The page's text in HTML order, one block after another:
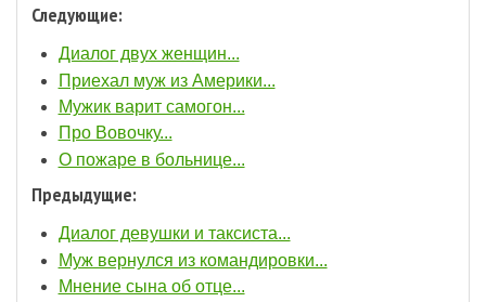
Следующие:
Диалог двух женщин...
Приехал муж из Америки...
Мужик варит самогон...
Про Вовочку...
О пожаре в больнице...
Предыдущие:
Диалог девушки и таксиста...
Муж вернулся из командировки...
Мнение сына об отце...